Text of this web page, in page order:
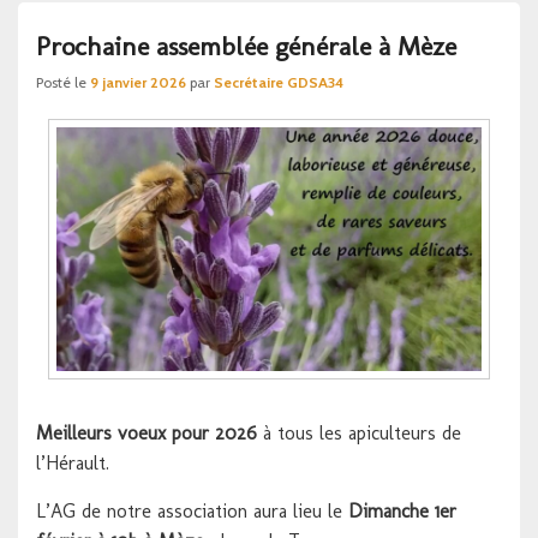
Prochaine assemblée générale à Mèze
Posté le 9 janvier 2026 par Secrétaire GDSA34
Meilleurs voeux pour 2026 à tous les apiculteurs de
l’Hérault.
L’AG de notre association aura lieu le Dimanche 1er